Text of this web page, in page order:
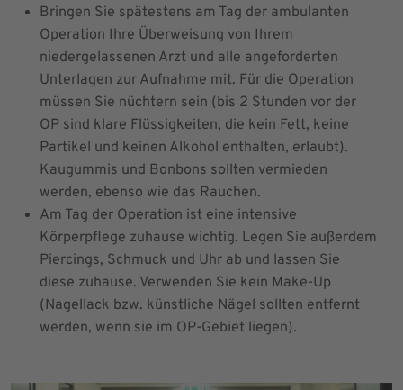
Bringen Sie spätestens am Tag der ambulanten
Operation Ihre Überweisung von Ihrem
niedergelassenen Arzt und alle angeforderten
Unterlagen zur Aufnahme mit. Für die Operation
müssen Sie nüchtern sein (bis 2 Stunden vor der
OP sind klare Flüssigkeiten, die kein Fett, keine
Partikel und keinen Alkohol enthalten, erlaubt).
Kaugummis und Bonbons sollten vermieden
werden, ebenso wie das Rauchen.
Am Tag der Operation ist eine intensive
Körperpflege zuhause wichtig. Legen Sie außerdem
Piercings, Schmuck und Uhr ab und lassen Sie
diese zuhause. Verwenden Sie kein Make-Up
(Nagellack bzw. künstliche Nägel sollten entfernt
werden, wenn sie im OP-Gebiet liegen).